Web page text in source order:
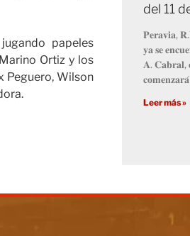
papeles
Ortiz y los
Peguero, Wilson
del 11
𝐏𝐞𝐫𝐚𝐯𝐢𝐚,
𝐲𝐚 𝐬𝐞
𝐀. 𝐂𝐚𝐛𝐫𝐚𝐥,
Leer más »